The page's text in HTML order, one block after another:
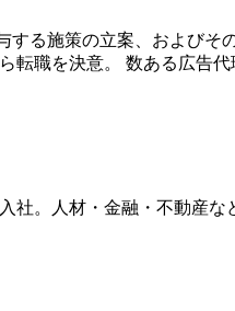
る施策の立案、および
職を決意。 数ある広告
社。人材・金融・不動産